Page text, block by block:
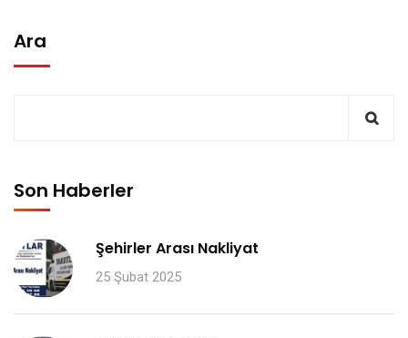
Ara
Son Haberler
Şehirler Arası Nakliyat
25 Şubat 2025